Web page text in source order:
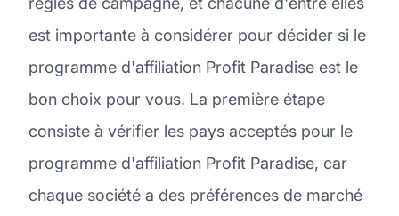
est importante à considérer pour décider si le
programme d'affiliation Profit Paradise est le
bon choix pour vous. La première étape
consiste à vérifier les pays acceptés pour le
programme d'affiliation Profit Paradise, car
chaque société a des préférences de marché